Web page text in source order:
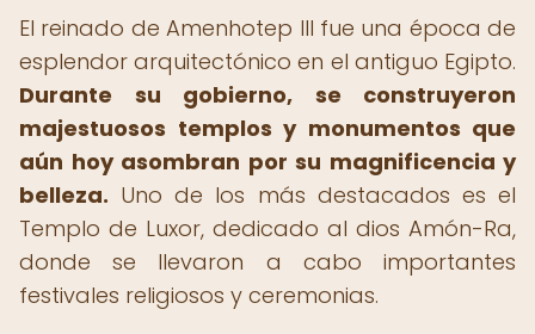
El reinado de Amenhotep III fue una época de
esplendor arquitectónico en el antiguo Egipto.
Durante su gobierno, se construyeron
majestuosos templos y monumentos que
aún hoy asombran por su magnificencia y
belleza. Uno de los más destacados es el
Templo de Luxor, dedicado al dios Amón-Ra,
donde se llevaron a cabo importantes
festivales religiosos y ceremonias.